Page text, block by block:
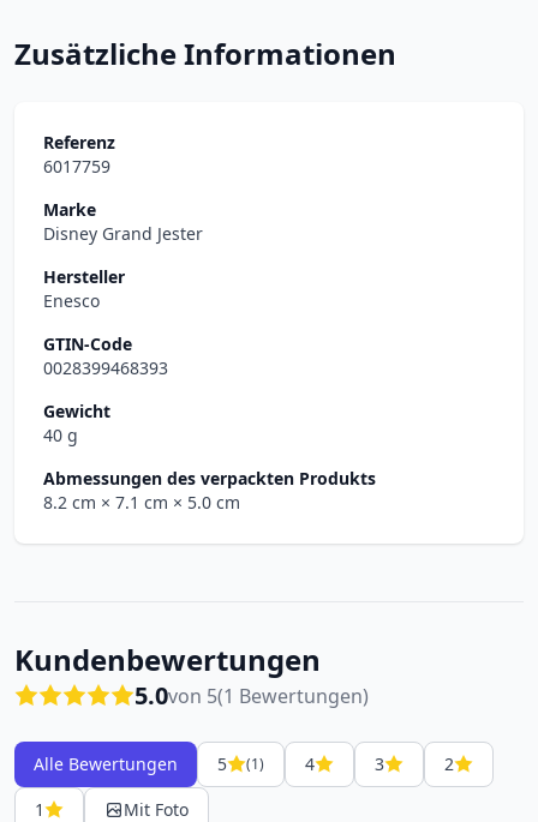
Zusätzliche Informationen
Referenz
6017759
Marke
Disney Grand Jester
Hersteller
Enesco
GTIN-Code
0028399468393
Gewicht
40 g
Abmessungen des verpackten Produkts
8.2 cm × 7.1 cm × 5.0 cm
Kundenbewertungen
5.0von 5(1 Bewertungen)
Alle Bewertungen 5 (1) 4 3
2
1
Mit Foto